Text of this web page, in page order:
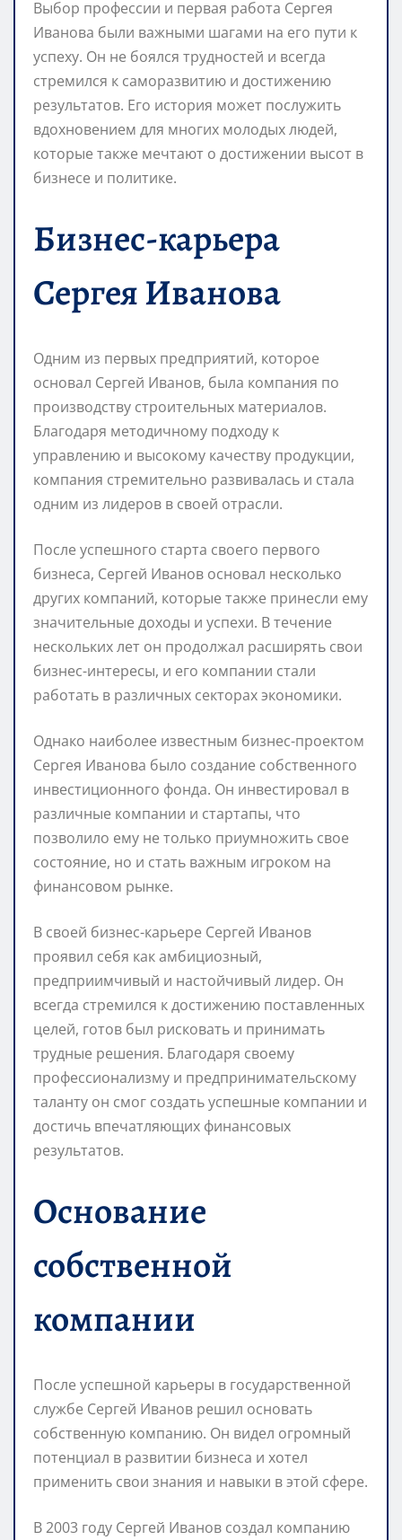
Выбор профессии и первая работа Сергея
Иванова были важными шагами на его пути к
успеху. Он не боялся трудностей и всегда
стремился к саморазвитию и достижению
результатов. Его история может послужить
вдохновением для многих молодых людей,
которые также мечтают о достижении высот в
бизнесе и политике.
Бизнес-карьера
Сергея Иванова
Одним из первых предприятий, которое
основал Сергей Иванов, была компания по
производству строительных материалов.
Благодаря методичному подходу к
управлению и высокому качеству продукции,
компания стремительно развивалась и стала
одним из лидеров в своей отрасли.
После успешного старта своего первого
бизнеса, Сергей Иванов основал несколько
других компаний, которые также принесли ему
значительные доходы и успехи. В течение
нескольких лет он продолжал расширять свои
бизнес-интересы, и его компании стали
работать в различных секторах экономики.
Однако наиболее известным бизнес-проектом
Сергея Иванова было создание собственного
инвестиционного фонда. Он инвестировал в
различные компании и стартапы, что
позволило ему не только приумножить свое
состояние, но и стать важным игроком на
финансовом рынке.
В своей бизнес-карьере Сергей Иванов
проявил себя как амбициозный,
предприимчивый и настойчивый лидер. Он
всегда стремился к достижению поставленных
целей, готов был рисковать и принимать
трудные решения. Благодаря своему
профессионализму и предпринимательскому
таланту он смог создать успешные компании и
достичь впечатляющих финансовых
результатов.
Основание
собственной
компании
После успешной карьеры в государственной
службе Сергей Иванов решил основать
собственную компанию. Он видел огромный
потенциал в развитии бизнеса и хотел
применить свои знания и навыки в этой сфере.
В 2003 году Сергей Иванов создал компанию